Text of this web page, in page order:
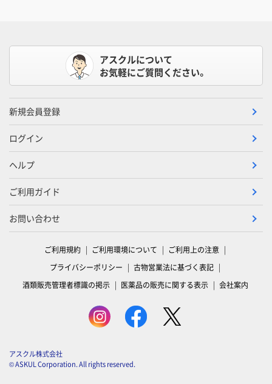
アスクルについて
お気軽にご質問ください。
新規会員登録
ログイン
ヘルプ
ご利用ガイド
お問い合わせ
ご利用規約 ご利用環境について
ご利用上の注意
プライバシーポリシー
古物営業法に基づく表記
酒類販売管理者標識の掲示
医薬品の販売に関する表示 会社案内
アスクル株式会社
© ASKUL Corporation. All rights reserved.